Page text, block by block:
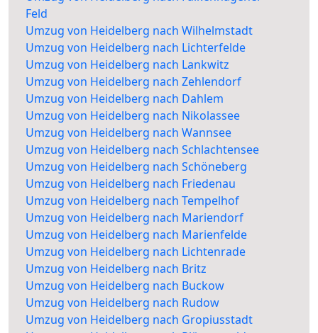
Feld
Umzug von Heidelberg nach Wilhelmstadt
Umzug von Heidelberg nach Lichterfelde
Umzug von Heidelberg nach Lankwitz
Umzug von Heidelberg nach Zehlendorf
Umzug von Heidelberg nach Dahlem
Umzug von Heidelberg nach Nikolassee
Umzug von Heidelberg nach Wannsee
Umzug von Heidelberg nach Schlachtensee
Umzug von Heidelberg nach Schöneberg
Umzug von Heidelberg nach Friedenau
Umzug von Heidelberg nach Tempelhof
Umzug von Heidelberg nach Mariendorf
Umzug von Heidelberg nach Marienfelde
Umzug von Heidelberg nach Lichtenrade
Umzug von Heidelberg nach Britz
Umzug von Heidelberg nach Buckow
Umzug von Heidelberg nach Rudow
Umzug von Heidelberg nach Gropiusstadt